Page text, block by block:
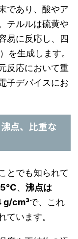
であり、酸やア
テルルは硫黄や
易に反応し、四
を生成します。
反応において重
子デバイスにお
点、比重な
とでも知られて
、 沸点は
g/cm³で、これ
ています。